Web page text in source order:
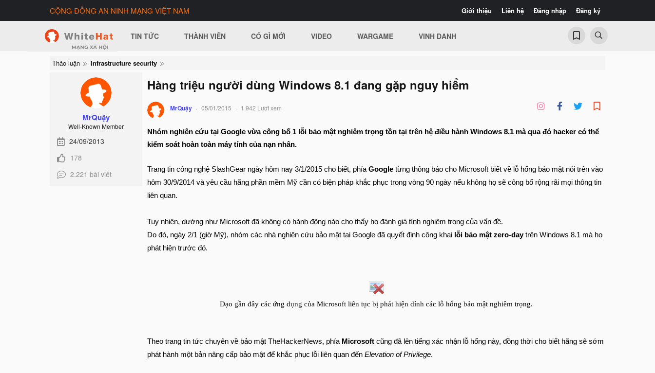
Giới thiệu Liên hệ Đăng nhập Đăng ký
CỘNG ĐỒNG AN NINH MẠNG VIỆT NAM
TIN TỨC THÀNH VIÊN CÓ GÌ MỚI VIDEO WARGAME VINH DANH
Thảo luận Infrastructure security
MrQuậy
Well-Known Member
24/09/2013
178
2.221 bài viết
Hàng triệu người dùng Windows 8.1 đang gặp nguy hiểm
MrQuậy 05/01/2015 1.942 Lượt xem
Nhóm nghiên cứu tại Google vừa công bố 1 lỗi bảo mật nghiêm trọng tồn tại trên hệ điều hành Windows 8.1 mà qua đó hacker có thể
kiểm soát hoàn toàn máy tính của nạn nhân.
Trang tin công nghệ SlashGear ngày hôm nay 3/1/2015 cho biết, phía Google từng thông báo cho Microsoft biết về lỗ hổng bảo mật nói trên vào
hôm 30/9/2014 và yêu cầu hãng phần mềm Mỹ cần có biện pháp khắc phục trong vòng 90 ngày nếu không họ sẽ công bố rộng rãi mọi thông tin
liên quan.
Tuy nhiên, dường như Microsoft đã không có hành động nào cho thấy họ đánh giá tính nghiêm trọng của vấn đề.
Do đó, ngày 2/1 (giờ Mỹ), nhóm các nhà nghiên cứu bảo mật tại Google đã quyết định công khai lỗi bảo mật zero-daytrên Windows 8.1 mà họ
phát hiện trước đó.
Dạo gần đây các ứng dụng của Microsoft liên tục bị phát hiện dính các lỗ hổng bảo mật nghiêm trọng.
Theo trang tin tức chuyên về bảo mật TheHackerNews, phía Microsoft cũng đã lên tiếng xác nhận lỗ hổng này, đồng thời cho biết hãng sẽ sớm
phát hành một bản nâng cấp bảo mật để khắc phục lỗi liên quan đến Elevation of Privilege.